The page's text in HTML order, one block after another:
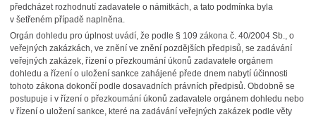
předcházet rozhodnutí zadavatele o námitkách, a tato podmínka byla
v šetřeném případě naplněna.
Orgán dohledu pro úplnost uvádí, že podle § 109 zákona č. 40/2004 Sb., o
veřejných zakázkách, ve znění ve znění pozdějších předpisů, se zadávání
veřejných zakázek, řízení o přezkoumání úkonů zadavatele orgánem
dohledu a řízení o uložení sankce zahájené přede dnem nabytí účinnosti
tohoto zákona dokončí podle dosavadních právních předpisů. Obdobně se
postupuje i v řízení o přezkoumání úkonů zadavatele orgánem dohledu nebo
v řízení o uložení sankce, které na zadávání veřejných zakázek podle věty